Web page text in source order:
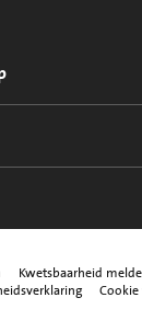
Kwetsbaarheid